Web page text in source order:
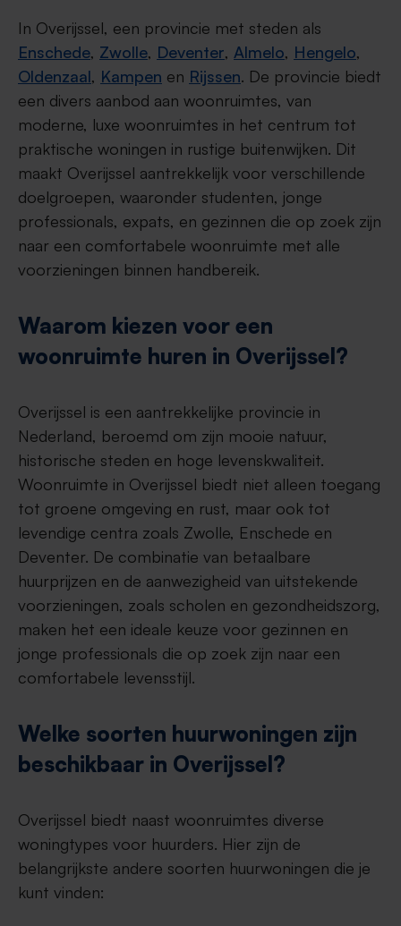
In Overijssel, een provincie met steden als
Enschede, Zwolle, Deventer, Almelo, Hengelo,
Oldenzaal, Kampen en Rijssen. De provincie biedt
een divers aanbod aan woonruimtes, van
moderne, luxe woonruimtes in het centrum tot
praktische woningen in rustige buitenwijken. Dit
maakt Overijssel aantrekkelijk voor verschillende
doelgroepen, waaronder studenten, jonge
professionals, expats, en gezinnen die op zoek zijn
naar een comfortabele woonruimte met alle
voorzieningen binnen handbereik.
Waarom kiezen voor een
woonruimte huren in Overijssel?
Overijssel is een aantrekkelijke provincie in
Nederland, beroemd om zijn mooie natuur,
historische steden en hoge levenskwaliteit.
Woonruimte in Overijssel biedt niet alleen toegang
tot groene omgeving en rust, maar ook tot
levendige centra zoals Zwolle, Enschede en
Deventer. De combinatie van betaalbare
huurprijzen en de aanwezigheid van uitstekende
voorzieningen, zoals scholen en gezondheidszorg,
maken het een ideale keuze voor gezinnen en
jonge professionals die op zoek zijn naar een
comfortabele levensstijl.
Welke soorten huurwoningen zijn
beschikbaar in Overijssel?
Overijssel biedt naast woonruimtes diverse
woningtypes voor huurders. Hier zijn de
belangrijkste andere soorten huurwoningen die je
kunt vinden: